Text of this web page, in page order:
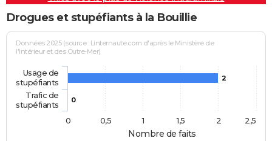
Drogues et stupéfiants à la Bouillie
Nombre de faits
Données 2025 (source : Linternaute.com d'après le Ministère de
l'Intérieur et des Outre-Mer)
2
0
Usage de
stupéfiants
Trafic de
stupéfiants
0
0,5 1 1,5 2 2,5